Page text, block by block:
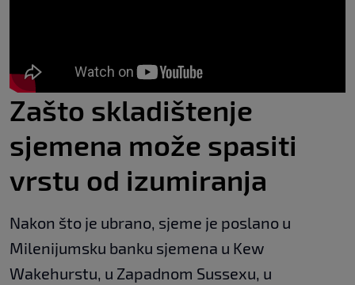
Zašto skladištenje
sjemena može spasiti
vrstu od izumiranja
Nakon što je ubrano, sjeme je poslano u
Milenijumsku banku sjemena u Kew
Wakehurstu, u Zapadnom Sussexu, u